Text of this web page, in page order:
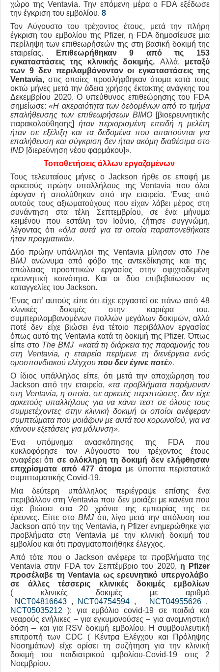
χώρο της Ventavia. Την επόμενη μέρα ο FDA εξέδωσε
την έγκριση του εμβολίου. 8
Τον Αύγουστο του τρέχοντος έτους, μετά την πλήρη
έγκριση του εμβολίου της Pfizer, η FDA δημοσίευσε μια
περίληψη των επιθεωρήσεών της στη βασική δοκιμή της
εταιρείας.
Επιθεωρήθηκαν 9 από τις 153
εγκαταστάσεις της κλινικής δοκιμής. Αλλά, μεταξύ
των 9 δεν περιλαμβάνονταν οι εγκαταστάσεις της
Ventavia, στις οποίες προσλήφθηκαν άτομα κατά τους
οκτώ μήνες μετά την άδεια χρήσης έκτακτης ανάγκης του
Δεκεμβρίου 2020. Ο υπεύθυνος επιθεώρησης του FDA
σημείωσε:«Η ακεραιότητα των δεδομένων από το τμήμα
επαλήθευσης των επιθεωρήσεων BIMO[βιοερευνητικής
παρακολούθησης]ήταν περιορισμένη επειδή η μελέτη
ήταν σε εξέλιξη και τα δεδομένα που απαιτούνται για
επαλήθευση και σύγκριση δεν ήταν ακόμη διαθέσιμα στο
IND [διερεύνηση νέου φαρμάκου]».
Τοποθετήσεις άλλων εργαζομένων
Τους τελευταίους μήνες ο Jackson ήρθε σε επαφή με
αρκετούς πρώην υπαλλήλους της Ventavia που όλοι
έφυγαν ή απολύθηκαν από την εταιρεία. Ένας από
αυτούς τους αξιωματούχους που είχαν λάβει μέρος στη
συνάντηση στα τέλη Σεπτεμβρίου, σε ένα μήνυμα
κειμένου που εστάλη τον Ιούνιο, ζήτησε συγγνώμη,
λέγοντας ότι«όλα αυτά για τα οποία παραπονεθήκατε
ήταν πραγματικά».
Δύο πρώην υπάλληλοι της Ventavia μίλησαν στο The
BMJ ανώνυμα από φόβο της αντεκδίκησης και της
απώλειας προοπτικών εργασίας στην σφιχτοδεμένη
ερευνητική κοινότητα. Και οι δύο επιβεβαίωσαν τις
καταγγελίες του Jackson.
Ένας απ’ αυτούς είπε ότι είχε εργαστεί σε πάνω από 48
κλινικές δοκιμές στην καριέρα του,
συμπεριλαμβανομένων πολλών μεγάλων δοκιμών, αλλά
ποτέ δεν είχε βιώσει ένα τέτοιο περιβάλλον εργασίας
όπως αυτό της Ventavia κατά τη δοκιμή της Pfizer. Όπως
είπε στο TheBMJ
«κατά τη διάρκεια της παραμονής του
στη Ventavia, η εταιρεία περίμενε τη διενέργεια ενός
ομοσπονδιακού ελέγχου που δεν έγινε ποτέ».
Ο ίδιος υπάλληλος είπε, ότι μετά την αποχώρηση του
Jackson από την εταιρεία, «τα προβλήματα παρέμειναν
στη Ventavia, η οποία, σε αρκετές περιπτώσεις, δεν είχε
αρκετούς υπαλλήλους για να κάνει τεστ σε όλους τους
συμμετέχοντες στην κλινική δοκιμή οι οποίοι ανέφεραν
συμπτώματα που μοιάζουν με αυτά του κορωνοϊού, για να
κάνουν εξετάσεις για μόλυνση».
Ένα υπόμνημα ανασκόπησης της FDA που
κυκλοφόρησε τον Αύγουστο του τρέχοντος έτους
αναφέρει ότι σε ολόκληρη τη δοκιμή δεν ελήφθησαν
επιχρίσματα από 477 άτομαμε ύποπτα περιστατικά
συμπτωματικής Covid-19.
Μια δεύτερη υπάλληλος περιέγραψε επίσης ένα
περιβάλλον στη Ventavia που δεν μοιάζει με κανένα που
είχε βιώσει στα 20 χρόνια της εμπειρίας της σε
έρευνες. Είπε στο BMJότι, λίγο μετά την απόλυση του
Jackson από την της Ventavia, η Pfizer ενημερώθηκε για
προβλήματα στη Ventavia με την κλινική δοκιμή του
εμβολίου και ότι πραγματοποιήθηκε έλεγχος.
Από τότε που ο Jackson ανέφερε τα προβλήματα της
Ventavia στην FDA τον Σεπτέμβριο του 2020, η
Pfizer
προσέλαβε τη Ventavia ως ερευνητικό υπεργολάβο
σε άλλες τέσσερις κλινικές δοκιμές εμβολίων
( κλινικές δοκιμές με αριθμό
NCT04816643 , NCT04754594 , NCT04955626 ,
NCT05035212 ): για εμβόλιο covid-19 σε παιδιά και
νεαρούς ενήλικες – για εγκυμονούσες – για αναμνηστική
δόση – και για RSV δοκιμή εμβολίου. Η συμβουλευτική
επιτροπή των CDC ( Κέντρα Ελέγχου και Πρόληψης
Νοσημάτων) είχε ορίσει τη συζήτηση για την κλινική
δοκιμή του παιδιατρικού εμβολίου-Covid-19 στις 2
Νοεμβρίου.